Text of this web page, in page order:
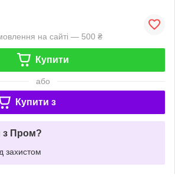
на сайті — 500 ₴
Купити
або
Купити з
з Пром?
захистом